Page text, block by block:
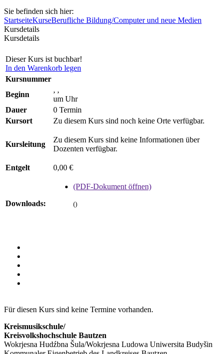
Sie befinden sich hier:
StartseiteKurseBerufliche Bildung/Computer und neue Medien
Kursdetails
Kursdetails
Dieser Kurs ist buchbar!
In den Warenkorb legen
Kursnummer
Beginn
, ,
um Uhr
Dauer
0 Termin
Kursort
Zu diesem Kurs sind noch keine Orte verfügbar.
Kursleitung
Zu diesem Kurs sind keine Informationen über
Dozenten verfügbar.
Entgelt 0,00 €
Downloads:
(PDF-Dokument öffnen)
()
Für diesen Kurs sind keine Termine vorhanden.
Kreismusikschule/
Kreisvolkshochschule Bautzen
Wokrjesna Hudźbna Šula/Wokrjesna Ludowa Uniwersita Budyšin